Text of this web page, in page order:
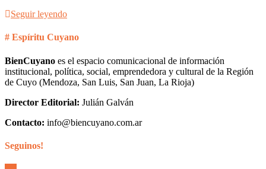
Seguir leyendo
# Espíritu Cuyano
BienCuyano es el espacio comunicacional de información
institucional, política, social, emprendedora y cultural de la Región
de Cuyo (Mendoza, San Luis, San Juan, La Rioja)
Director Editorial: Julián Galván
Contacto: info@biencuyano.com.ar
Seguinos!